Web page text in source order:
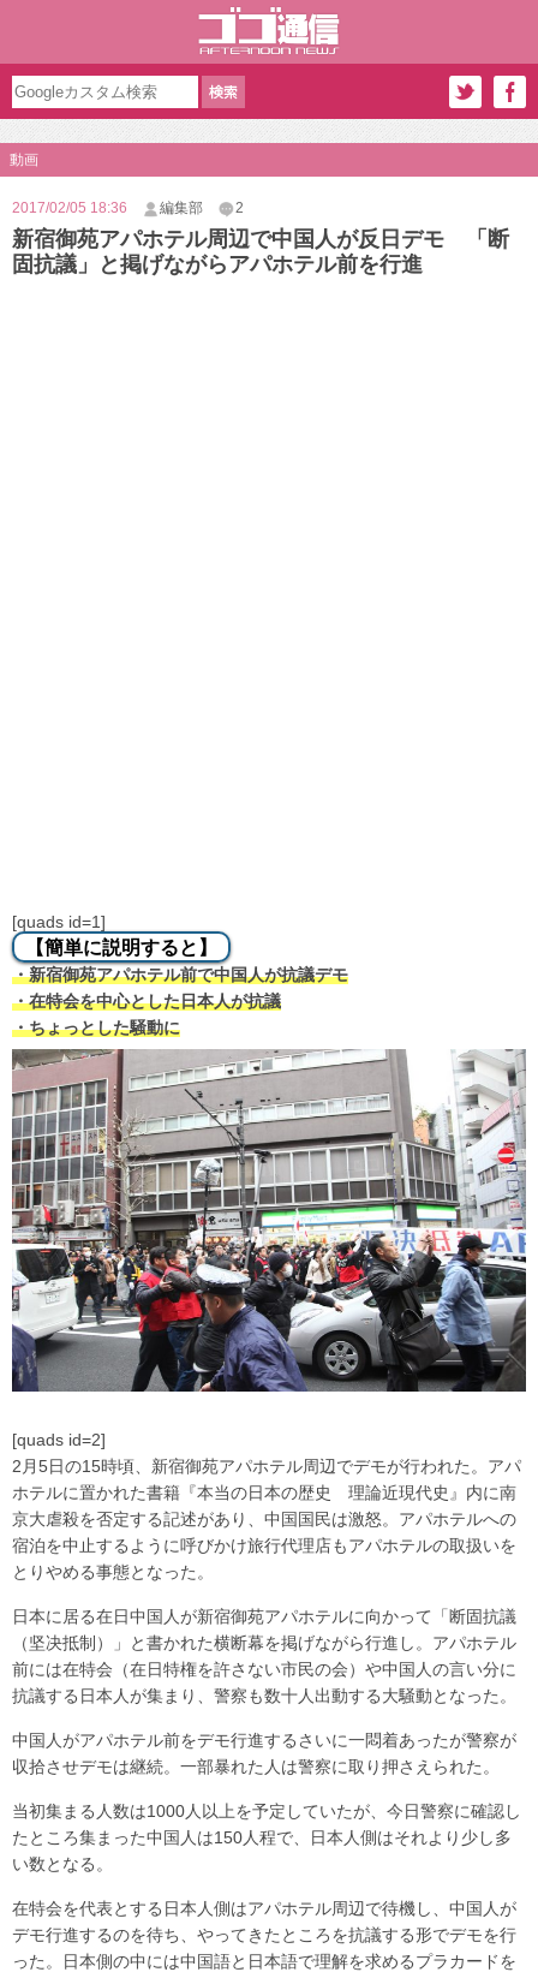
動画
2017/02/05 18:36 編集部 2
新宿御苑アパホテル周辺で中国人が反日デモ 「断
固抗議」と掲げながらアパホテル前を行進
[quads id=1]
【簡単に説明すると】
・新宿御苑アパホテル前で中国人が抗議デモ
・在特会を中心とした日本人が抗議
・ちょっとした騒動に
[quads id=2]
2月5日の15時頃、新宿御苑アパホテル周辺でデモが行われた。アパ
ホテルに置かれた書籍『本当の日本の歴史 理論近現代史』内に南
京大虐殺を否定する記述があり、中国国民は激怒。アパホテルへの
宿泊を中止するように呼びかけ旅行代理店もアパホテルの取扱いを
とりやめる事態となった。
日本に居る在日中国人が新宿御苑アパホテルに向かって「断固抗議
（坚决抵制）」と書かれた横断幕を掲げながら行進し。アパホテル
前には在特会（在日特権を許さない市民の会）や中国人の言い分に
抗議する日本人が集まり、警察も数十人出動する大騒動となった。
中国人がアパホテル前をデモ行進するさいに一悶着あったが警察が
収拾させデモは継続。一部暴れた人は警察に取り押さえられた。
当初集まる人数は1000人以上を予定していたが、今日警察に確認し
たところ集まった中国人は150人程で、日本人側はそれより少し多
い数となる。
在特会を代表とする日本人側はアパホテル周辺で待機し、中国人が
デモ行進するのを待ち、やってきたところを抗議する形でデモを行
った。日本側の中には中国語と日本語で理解を求めるプラカードを